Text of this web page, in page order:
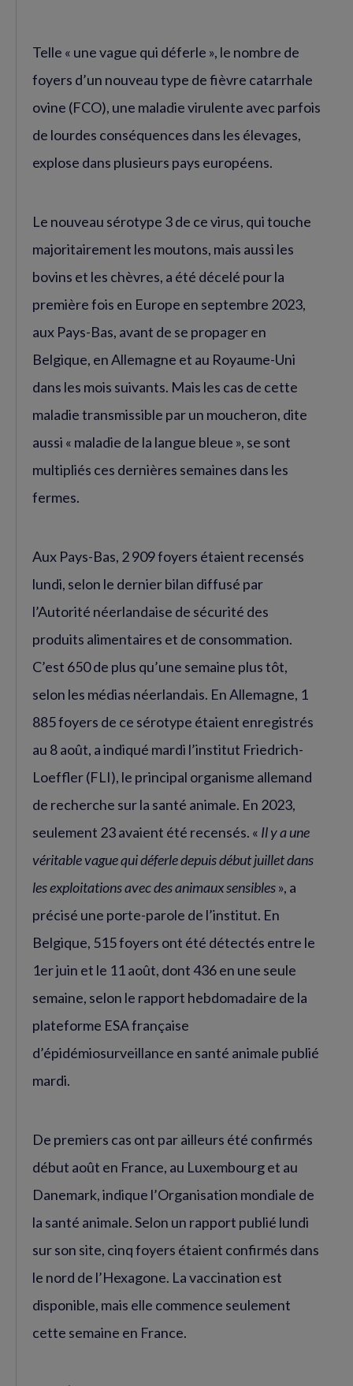
Telle « une vague qui déferle », le nombre de
foyers d’un nouveau type de fièvre catarrhale
ovine (FCO), une maladie virulente avec parfois
de lourdes conséquences dans les élevages,
explose dans plusieurs pays européens.
Le nouveau sérotype 3 de ce virus, qui touche
majoritairement les moutons, mais aussi les
bovins et les chèvres, a été décelé pour la
première fois en Europe en septembre 2023,
aux Pays-Bas, avant de se propager en
Belgique, en Allemagne et au Royaume-Uni
dans les mois suivants. Mais les cas de cette
maladie transmissible par un moucheron, dite
aussi « maladie de la langue bleue », se sont
multipliés ces dernières semaines dans les
fermes.
Aux Pays-Bas, 2 909 foyers étaient recensés
lundi, selon le dernier bilan diffusé par
l’Autorité néerlandaise de sécurité des
produits alimentaires et de consommation.
C’est 650 de plus qu’une semaine plus tôt,
selon les médias néerlandais. En Allemagne, 1
885 foyers de ce sérotype étaient enregistrés
au 8 août, a indiqué mardi l’institut Friedrich-
Loeffler (FLI), le principal organisme allemand
de recherche sur la santé animale. En 2023,
seulement 23 avaient été recensés. « Il y a une
véritable vague qui déferle depuis début juillet dans
les exploitations avec des animaux sensibles», a
précisé une porte-parole de l’institut. En
Belgique, 515 foyers ont été détectés entre le
1er juin et le 11 août, dont 436 en une seule
semaine, selon le rapport hebdomadaire de la
plateforme ESA française
d’épidémiosurveillance en santé animale publié
mardi.
De premiers cas ont par ailleurs été confirmés
début août en France, au Luxembourg et au
Danemark, indique l’Organisation mondiale de
la santé animale. Selon un rapport publié lundi
sur son site, cinq foyers étaient confirmés dans
le nord de l’Hexagone. La vaccination est
disponible, mais elle commence seulement
cette semaine en France.